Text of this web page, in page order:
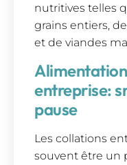
nutritives telles
grains entiers,
et de viandes
entreprise:
pause
Les collations
souvent être un